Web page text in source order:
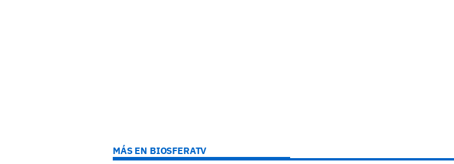
MÁS EN BIOSFERATV